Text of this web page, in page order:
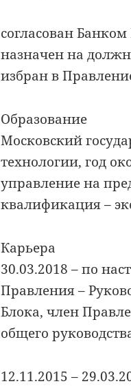
согласован
назначен на
избран в
Образование
Московский
технологии, год
управление на
квалификация –
Карьера
30.03.2018 – по
Правления –
Блока, член
общего
12.11.2015 –